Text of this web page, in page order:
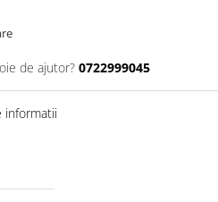
de ajutor? 0722999045
informatii